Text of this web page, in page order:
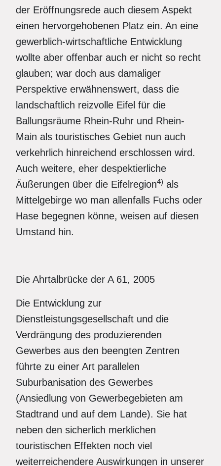
der Eröffnungsrede auch diesem Aspekt
einen hervorgehobenen Platz ein. An eine
gewerblich-wirtschaftliche Entwicklung
wollte aber offenbar auch er nicht so recht
glauben; war doch aus damaliger
Perspektive erwähnenswert, dass die
landschaftlich reizvolle Eifel für die
Ballungsräume Rhein-Ruhr und Rhein-
Main als touristisches Gebiet nun auch
verkehrlich hinreichend erschlossen wird.
Auch weitere, eher despektierliche
Äußerungen über die Eifelregion4) als
Mittelgebirge wo man allenfalls Fuchs oder
Hase begegnen könne, weisen auf diesen
Umstand hin.
Die Ahrtalbrücke der A 61, 2005
Die Entwicklung zur
Dienstleistungsgesellschaft und die
Verdrängung des produzierenden
Gewerbes aus den beengten Zentren
führte zu einer Art parallelen
Suburbanisation des Gewerbes
(Ansiedlung von Gewerbegebieten am
Stadtrand und auf dem Lande). Sie hat
neben den sicherlich merklichen
touristischen Effekten noch viel
weiterreichendere Auswirkungen in unserer